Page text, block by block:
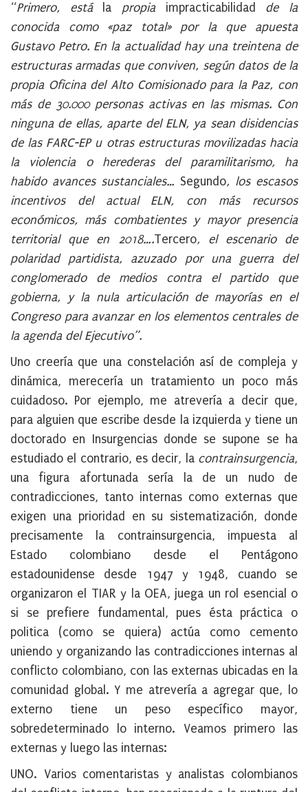
“Primero, está la propia impracticabilidad de la
conocida como «paz total» por la que apuesta
Gustavo Petro. En la actualidad hay una treintena de
estructuras armadas que conviven, según datos de la
propia Oficina del Alto Comisionado para la Paz, con
más de 30.000 personas activas en las mismas. Con
ninguna de ellas, aparte del ELN, ya sean disidencias
de las FARC-EP u otras estructuras movilizadas hacia
la violencia o herederas del paramilitarismo, ha
habido avances sustanciales… Segundo, los escasos
incentivos del actual ELN, con más recursos
económicos, más combatientes y mayor presencia
territorial que en 2018….Tercero, el escenario de
polaridad partidista, azuzado por una guerra del
conglomerado de medios contra el partido que
gobierna, y la nula articulación de mayorías en el
Congreso para avanzar en los elementos centrales de
la agenda del Ejecutivo”.
Uno creería que una constelación así de compleja y
dinámica, merecería un tratamiento un poco más
cuidadoso. Por ejemplo, me atrevería a decir que,
para alguien que escribe desde la izquierda y tiene un
doctorado en Insurgencias donde se supone se ha
estudiado el contrario, es decir, la contrainsurgencia,
una figura afortunada sería la de un nudo de
contradicciones, tanto internas como externas que
exigen una prioridad en su sistematización, donde
precisamente la contrainsurgencia, impuesta al
Estado colombiano desde el Pentágono
estadounidense desde 1947 y 1948, cuando se
organizaron el TIAR y la OEA, juega un rol esencial o
si se prefiere fundamental, pues ésta práctica o
politica (como se quiera) actúa como cemento
uniendo y organizando las contradicciones internas al
conflicto colombiano, con las externas ubicadas en la
comunidad global. Y me atrevería a agregar que, lo
externo tiene un peso específico mayor,
sobredeterminado lo interno. Veamos primero las
externas y luego las internas:
UNO. Varios comentaristas y analistas colombianos